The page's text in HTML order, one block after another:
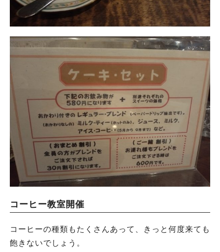
コーヒー教室開催
コーヒーの種類もたくさんあって、きっと何度来ても
飽きないでしょう。